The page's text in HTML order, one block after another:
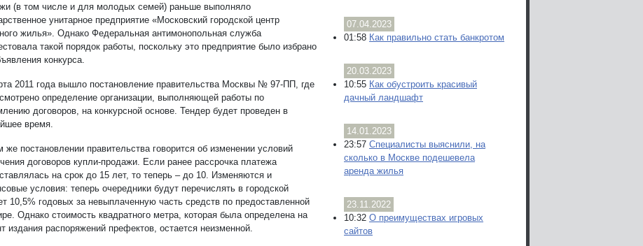
(в том числе и для молодых семей) раньше выполняло
унитарное предприятие «Московский городской центр
жилья». Однако Федеральная антимонопольная служба
такой порядок работы, поскольку это предприятие было избрано
конкурса.
2011 года вышло постановление правительства Москвы № 97-ПП, где
определение организации, выполняющей работы по
договоров, на конкурсной основе. Тендер будет проведен в
время.
же постановлении правительства говорится об изменении условий
договоров купли-продажи. Если ранее рассрочка платежа
на срок до 15 лет, то теперь – до 10. Изменяются и
условия: теперь очередники будут перечислять в городской
10,5% годовых за невыплаченную часть средств по предоставленной
Однако стоимость квадратного метра, которая была определена на
издания распоряжений префектов, остается неизменной.
07.04.2023
01:58 Как правильно стать банкротом
20.03.2023
10:55 Как обустроить красивый
дачный ландшафт
14.01.2023
23:57 Специалисты выяснили, на
сколько в Москве подешевела
аренда жилья
23.11.2022
10:32 О преимуществах игровых
сайтов